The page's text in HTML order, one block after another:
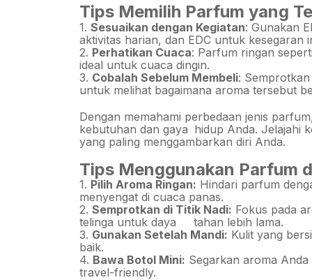
Tips Memilih Parfum yang
1. Sesuaikan dengan Kegiatan: Gunakan
aktivitas harian, dan EDC untuk kesegaran
2. Perhatikan Cuaca: Parfum ringan
ideal untuk cuaca dingin.
3. Cobalah Sebelum Membeli:
untuk melihat bagaimana aroma tersebut
Dengan memahami perbedaan jenis
kebutuhan dan gaya hidup Anda. Jelajahi
yang paling menggambarkan diri Anda.
Tips Menggunakan Parfum
1. Pilih Aroma Ringan: Hindari parfum
menyengat di cuaca panas.
2. Semprotkan di Titik Nadi: Fokus pada
telinga untuk daya tahan lebih lama.
3. Gunakan Setelah Mandi: Kulit yang
baik.
4. Bawa Botol Mini: Segarkan aroma
travel-friendly.